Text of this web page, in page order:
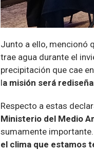
Junto a ello, mencionó
trae agua durante el
precipitación que cae
la misión será
Respecto a estas
Ministerio del Medio
sumamente
el clima que estamos